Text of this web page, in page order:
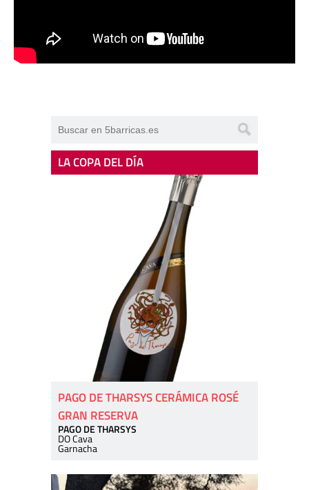
LA COPA DEL DÍA
PAGO DE THARSYS CERÁMICA ROSÉ
GRAN RESERVA
PAGO DE THARSYS
DO Cava
Garnacha